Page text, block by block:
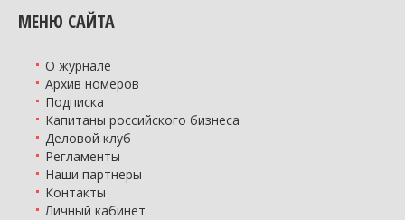
МЕНЮ САЙТА
О журнале
Архив номеров
Подписка
Капитаны российского бизнеса
Деловой клуб
Регламенты
Наши партнеры
Контакты
Личный кабинет